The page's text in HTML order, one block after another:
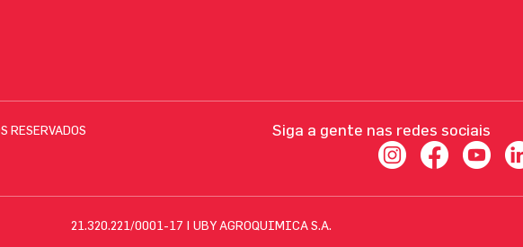
RESERVADOS Siga a gente nas redes sociais
21.320.221/0001-17 | UBY AGROQUIMICA S.A.